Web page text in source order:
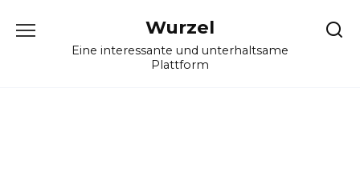
Wurzel
Eine interessante und unterhaltsame
Plattform